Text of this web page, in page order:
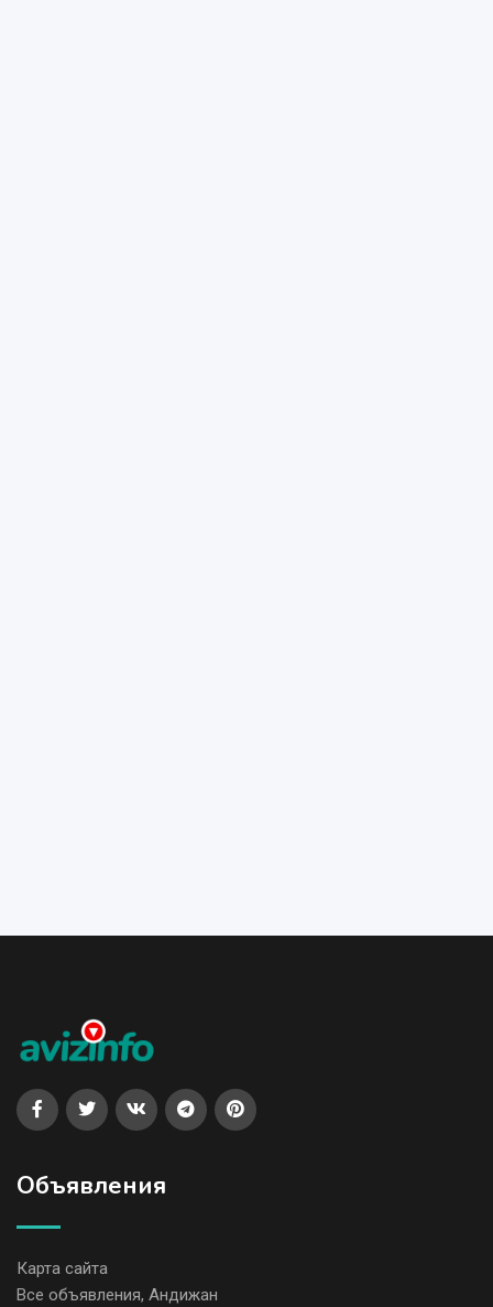
Объявления
Карта сайта
Все объявления, Андижан